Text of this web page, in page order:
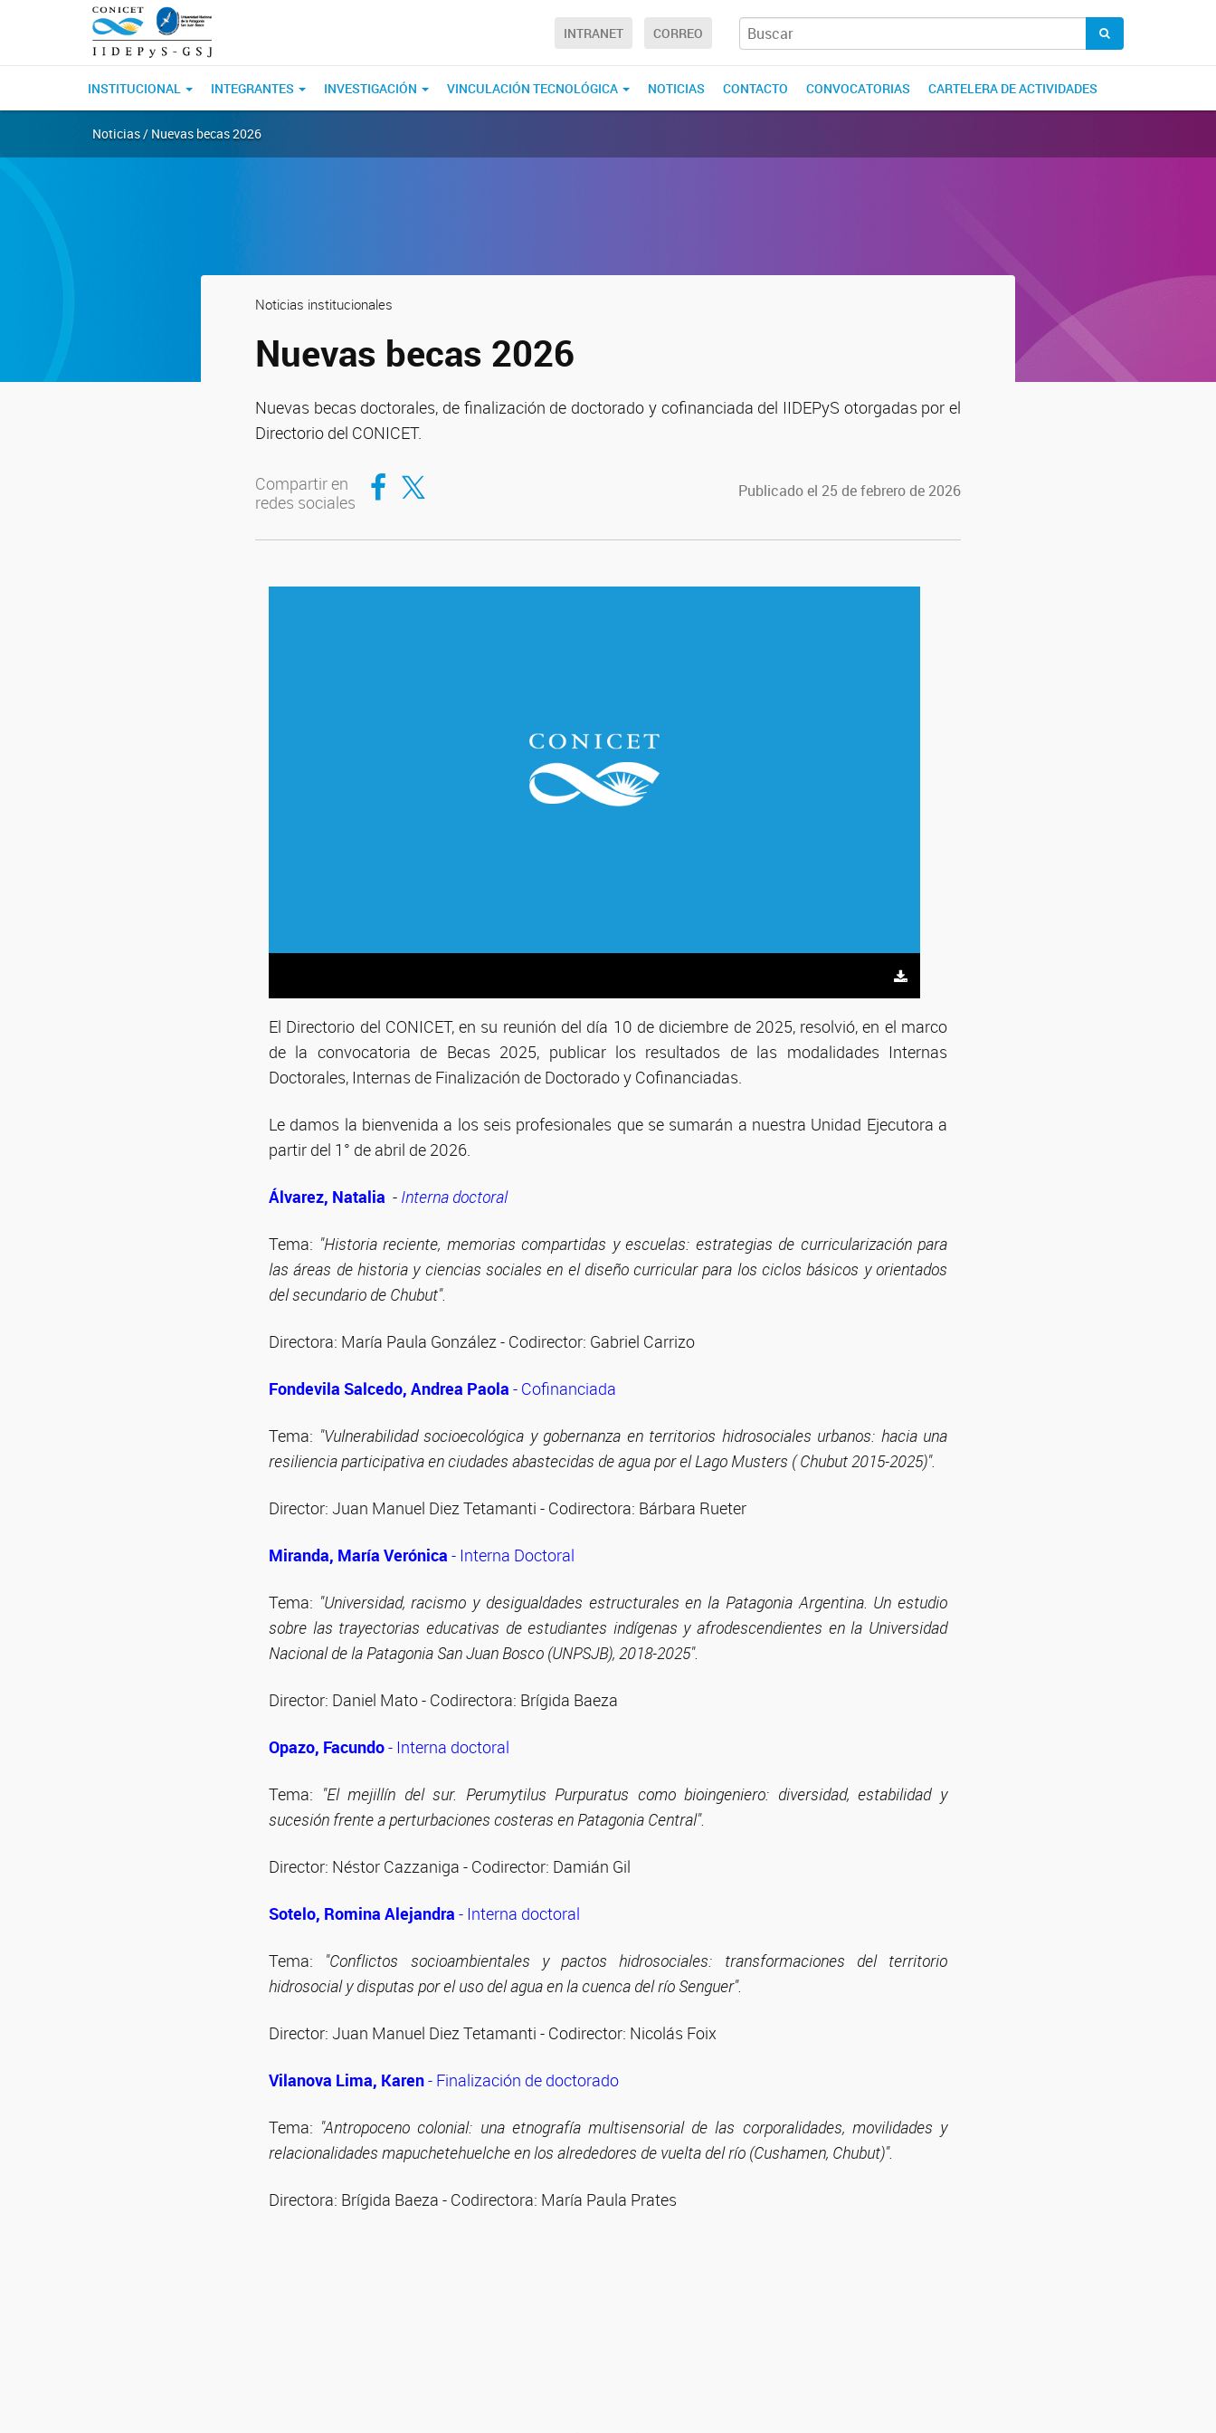
INTRANET CORREO
INSTITUCIONAL INTEGRANTES INVESTIGACIÓN VINCULACIÓN TECNOLÓGICA NOTICIAS CONTACTO CONVOCATORIAS CARTELERA DE ACTIVIDADES
Noticias / Nuevas becas 2026
Noticias institucionales
Nuevas becas 2026
Nuevas becas doctorales, de finalización de doctorado y cofinanciada del IIDEPyS otorgadas por el
Directorio del CONICET.
Compartir en
redes sociales
Compartir en Facebook
Compartir en Twitter Publicado el 25 de febrero de 2026
El Directorio del CONICET, en su reunión del día 10 de diciembre de 2025, resolvió, en el marco
de la convocatoria de Becas 2025, publicar los resultados de las modalidades Internas
Doctorales, Internas de Finalización de Doctorado y Cofinanciadas.
Le damos la bienvenida a los seis profesionales que se sumarán a nuestra Unidad Ejecutora a
partir del 1° de abril de 2026.
Álvarez, Natalia - Interna doctoral
Tema: "Historia reciente, memorias compartidas y escuelas: estrategias de curricularización para
las áreas de historia y ciencias sociales en el diseño curricular para los ciclos básicos y orientados
del secundario de Chubut".
Directora: María Paula González - Codirector: Gabriel Carrizo
Fondevila Salcedo, Andrea Paola - Cofinanciada
Tema: "Vulnerabilidad socioecológica y gobernanza en territorios hidrosociales urbanos: hacia una
resiliencia participativa en ciudades abastecidas de agua por el Lago Musters ( Chubut 2015-2025)".
Director: Juan Manuel Diez Tetamanti - Codirectora: Bárbara Rueter
Miranda, María Verónica - Interna Doctoral
Tema: "Universidad, racismo y desigualdades estructurales en la Patagonia Argentina. Un estudio
sobre las trayectorias educativas de estudiantes indígenas y afrodescendientes en la Universidad
Nacional de la Patagonia San Juan Bosco (UNPSJB), 2018-2025".
Director: Daniel Mato - Codirectora: Brígida Baeza
Opazo, Facundo- Interna doctoral
Tema: "El mejillín del sur. Perumytilus Purpuratus como bioingeniero: diversidad, estabilidad y
sucesión frente a perturbaciones costeras en Patagonia Central".
Director: Néstor Cazzaniga - Codirector: Damián Gil
Sotelo, Romina Alejandra - Interna doctoral
Tema: "Conflictos socioambientales y pactos hidrosociales: transformaciones del territorio
hidrosocial y disputas por el uso del agua en la cuenca del río Senguer".
Director: Juan Manuel Diez Tetamanti - Codirector: Nicolás Foix
Vilanova Lima, Karen- Finalización de doctorado
Tema: "Antropoceno colonial: una etnografía multisensorial de las corporalidades, movilidades y
relacionalidades mapuchetehuelche en los alrededores de vuelta del río (Cushamen, Chubut)".
Directora: Brígida Baeza - Codirectora: María Paula Prates